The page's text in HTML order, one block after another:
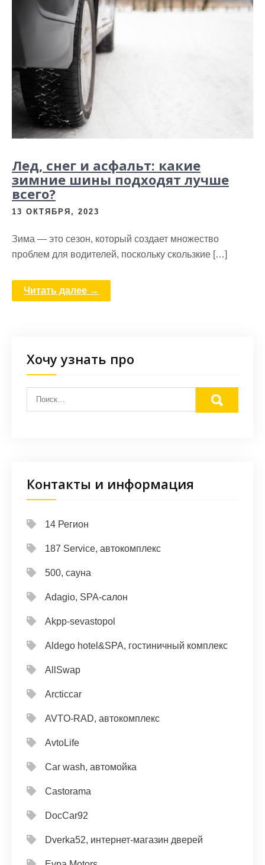
Лед, снег и асфальт: какие
зимние шины подходят лучше
всего?
13 ОКТЯБРЯ, 2023
Зима — это сезон, который создает множество
проблем для водителей, поскольку скользкие […]
Читать далее →
Хочу узнать про
Контакты и информация
14 Регион
187 Service, автокомплекс
500, сауна
Adagio, SPA-салон
Akpp-sevastopol
Aldego hotel&SPA, гостиничный комплекс
AllSwap
Arcticcar
AVTO-RAD, автокомплекс
AvtoLife
Car wash, автомойка
Castorama
DocCar92
Dverka52, интернет-магазин дверей